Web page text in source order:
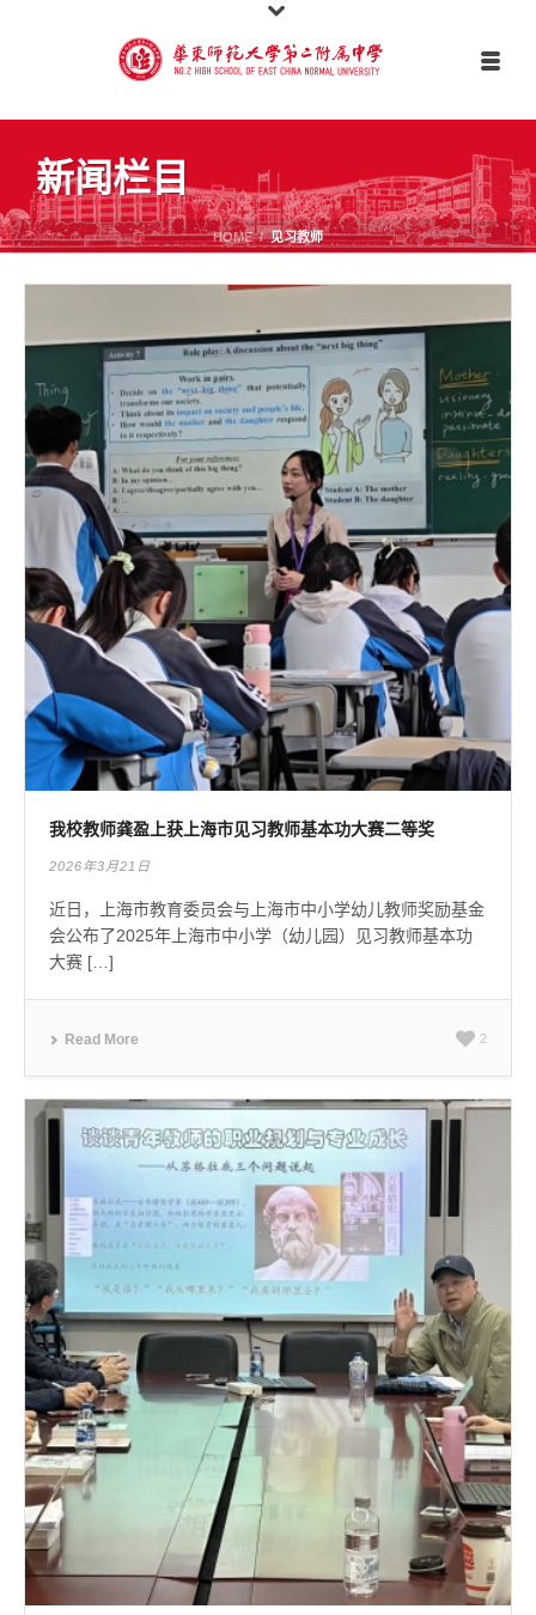
新闻栏目
HOME / 见习教师
我校教师龚盈上获上海市见习教师基本功大赛二等奖
2026年3月21日
近日，上海市教育委员会与上海市中小学幼儿教师奖励基金
会公布了2025年上海市中小学（幼儿园）见习教师基本功
大赛 […]
Read More 2